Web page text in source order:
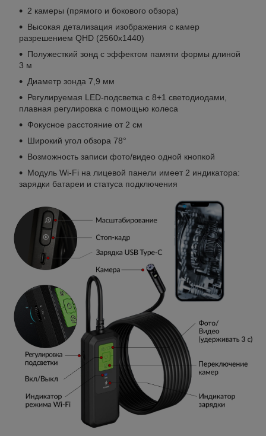
2 камеры (прямого и бокового обзора)
Высокая детализация изображения с камер
разрешением QHD (2560x1440)
Полужесткий зонд с эффектом памяти формы длиной
3 м
Диаметр зонда 7,9 мм
Регулируемая LED-подсветка с 8+1 светодиодами,
плавная регулировка с помощью колеса
Фокусное расстояние от 2 см
Широкий угол обзора 78°
Возможность записи фото/видео одной кнопкой
Модуль Wi-Fi на лицевой панели имеет 2 индикатора:
зарядки батареи и статуса подключения